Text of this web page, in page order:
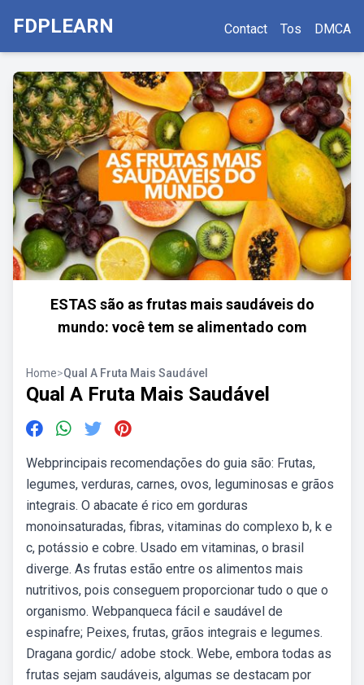
FDPLEARN Contact Tos DMCA
ESTAS são as frutas mais saudáveis do
mundo: você tem se alimentado com
Home>Qual A Fruta Mais Saudável
Qual A Fruta Mais Saudável
Webprincipais recomendações do guia são: Frutas,
legumes, verduras, carnes, ovos, leguminosas e grãos
integrais. O abacate é rico em gorduras
monoinsaturadas, fibras, vitaminas do complexo b, k e
c, potássio e cobre. Usado em vitaminas, o brasil
diverge. As frutas estão entre os alimentos mais
nutritivos, pois conseguem proporcionar tudo o que o
organismo. Webpanqueca fácil e saudável de
espinafre; Peixes, frutas, grãos integrais e legumes.
Dragana gordic/ adobe stock. Webe, embora todas as
frutas sejam saudáveis, algumas se destacam por